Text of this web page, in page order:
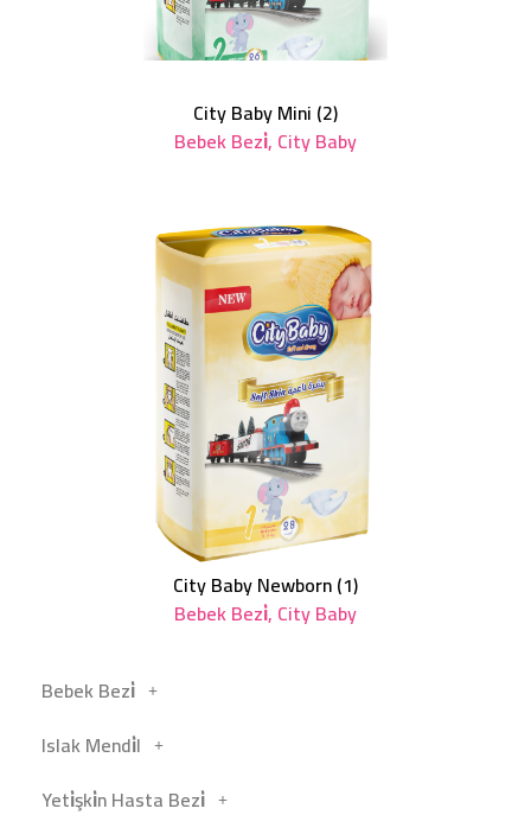
Bebek Bezi̇
Islak Mendi̇l
Yeti̇şki̇n Hasta Bezi̇
City Baby Mini (2)
Bebek Bezi̇, City Baby
City Baby Newborn (1)
Bebek Bezi̇, City Baby